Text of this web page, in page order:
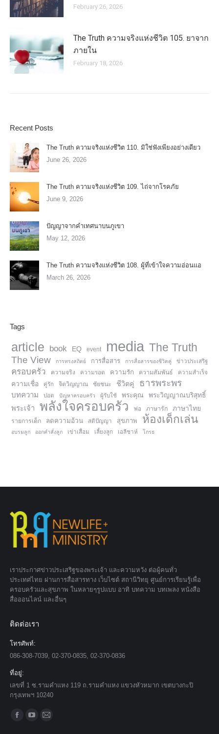
February 26, 2026
The Truth ความจริงแห่งชีวิต 105. ยาจาก
ภายใน
February 18, 2026
Recent Posts
The Truth ความจริงแห่งชีวิต 110. มิใช่ฟังเพียงอย่างเดียว
June 26, 2026
The Truth ความจริงแห่งชีวิต 109. ไถ่จากโรคภัย
June 9, 2026
ปัญญาจากคำเทศนาบนภูเขา
May 12, 2026
The Truth ความจริงแห่งชีวิต 108. ผู้ที่เข้าใจความอ่อนแอ
March 26, 2026
Tags
article book EQ event media The Truth
The View การทรงสถิตย์ การสื่อสาร การสื่อสารของชีวิตคู่ ข่าวประเสริฐ
ครอบครัว ความจริง ความรอด ความรัก ความสัมพันธ์ ความสำเร็จ
ความเชื่อ คู่รัก จิตวิญญาณ ชัยชนะ ชีวิตคู่ ธารพระพร
บทความ ปอด ปัญหาครอบครัว ผู้รับใช้ พระคุณ
พระวิญญาณบริสุทธิ์
พระเจ้า
พลังใจครอบครัว พ่อ ภาษารัก ภาษาไทย
รายการเด็ก ลดความอ้วน สติปัญญา สุขภาพ ห้องเด็กเล่น
อบรมลูก ออกคำสั่งลูก เข่าเสื่อม เลี้ยงลูก เอลีชาห์ โกรธ
เราประกาศข่าวประเสริฐของพระเจ้า และความหวัง ต่อผู้คนทั่ว
ประเทศไทย ผ่านการสื่อสารทาง เว็บไซต์ สถานีวิทยุ ศูนย์การเรียนรู้เพื่อ
ครอบครัวและสุขภาพ ในหลายๆรูปแบบ อาทิ บทความ บทเพลง หนังสือ
สื่อออนไลน์ และอื่นๆ
ติดต่อเรา
โทรศัพท์:
086-308-7039, 02-370-0835, 02-370-0836
ที่อยู่:
เลขที่ 1 ซ.รามคำแหง 119 ถ.รามคำแหง แขวงหัวหมาก เขตบางกะปิ
กรุงเทพฯ 10240
Find us on: